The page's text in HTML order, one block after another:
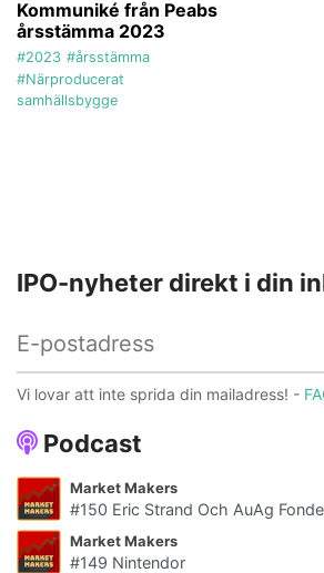
Kommuniké från Peabs
årsstämma 2023
#2023 #årsstämma
#Närproducerat
samhällsbygge
Podcast
Market Makers
#150 Eric Strand Och AuAg
Market Makers
#149 Nintendor
IPO-nyheter direkt i din
Vi lovar att inte sprida din mailadress! -